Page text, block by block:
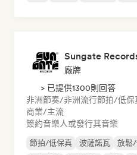
Sungate
廠牌
> 已提供1300則回答
非洲節奏/非洲流行節拍/低保
商業/主流
簽約音樂人或發行其音樂
節拍/低保真 波薩諾瓦 放鬆